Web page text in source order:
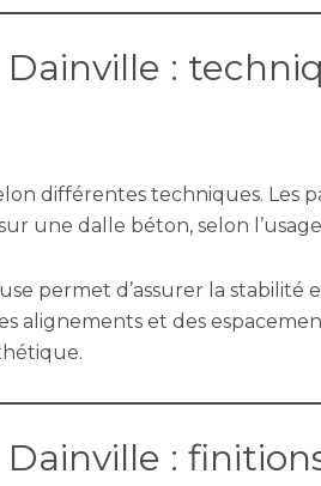
Dainville :
différentes techniques. Les
une dalle béton, selon
permet d’assurer la stabilité
alignements et des
Dainville :